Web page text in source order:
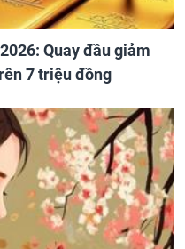
Quay đầu giảm
7 triệu đồng